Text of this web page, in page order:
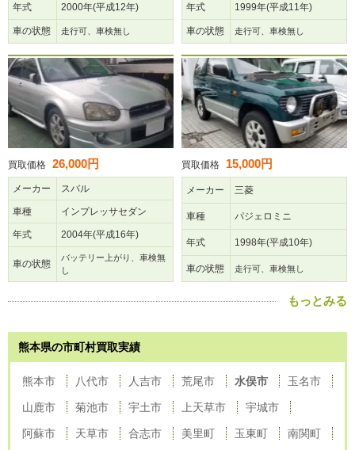
年式 2000年(平成12年)
車の状態 走行可、車検無し
年式 1999年(平成11年)
車の状態 走行可、車検無し
買取価格 26,000円
メーカー スバル
車種 インプレッサセダン
年式 2004年(平成16年)
車の状態
バッテリー上がり、車検無
し
買取価格 15,000円
メーカー 三菱
車種 パジェロミニ
年式 1998年(平成10年)
車の状態 走行可、車検無し
もっとみる
熊本県の市町村買取実績
熊本市 八代市 人吉市 荒尾市 水俣市 玉名市
山鹿市 菊池市 宇土市 上天草市 宇城市
阿蘇市 天草市 合志市 美里町 玉東町 南関町